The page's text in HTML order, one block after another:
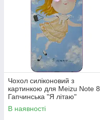
Чохол силіконовий з
картинкою для Meizu Note 8
Гапчинська "Я літаю"
В наявності